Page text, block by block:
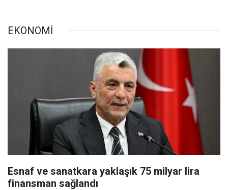
EKONOMİ
Esnaf ve sanatkara yaklaşık 75 milyar lira
finansman sağlandı